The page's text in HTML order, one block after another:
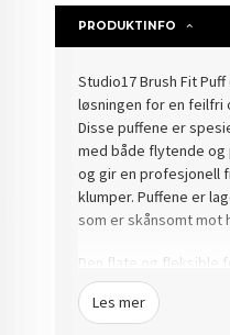
PRODUKTINFO
Studio17 Brush Fit
løsningen for en feilfri
Disse puffene er
med både flytende
og gir en profesjonell
klumper. Puffene er
som er skånsomt mot
Den flate og fleksible
påføre sminke i
nesen, øynene og
Les mer